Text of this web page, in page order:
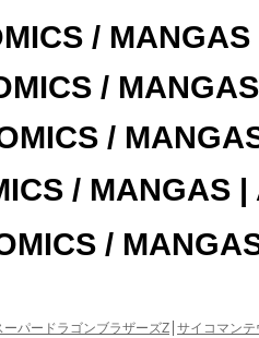
/
/
/
/ MANGAS |
/
ーパードラゴンブラザーズZ サイコマンテ